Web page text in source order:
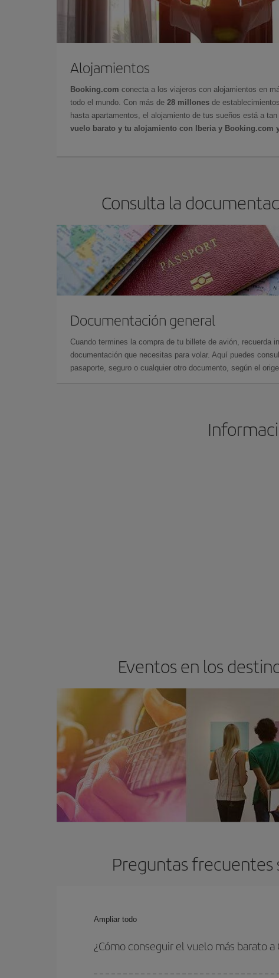
Alojamientos
Booking.com conecta a los viajeros con alojamientos en
todo el mundo. Con más de 28 millones de
hasta apartamentos, el alojamiento de tus sueños está a tan
vuelo barato y tu alojamiento con Iberia y Booking.com
Consulta la
Documentación general
Cuando termines la compra de tu billete de avión, recuerda
documentación que necesitas para volar. Aquí puedes
pasaporte, seguro o cualquier otro documento, según el
Eventos en los
Preguntas frecuentes
Ampliar todo
¿Cómo conseguir el vuelo más barato